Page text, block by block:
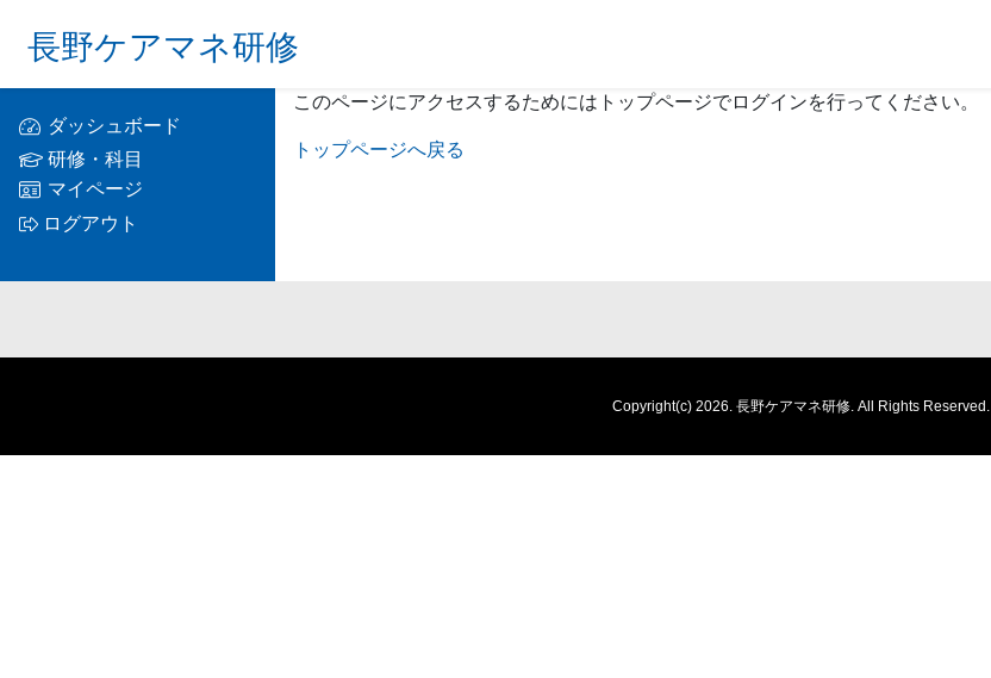
長野ケアマネ研修
ダッシュボード
研修・科目
マイページ
ログアウト
このページにアクセスするためにはトップページでログインを行ってください。
トップページへ戻る
Copyright(c) 2026. 長野ケアマネ研修. All Rights Reserved.